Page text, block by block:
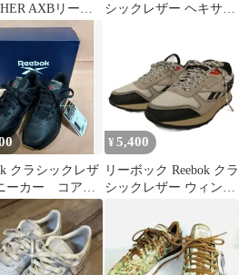
AXBリーボ
ラシックレザー
シックレザー ヘキサラ
クラシックレザ
ーカー コアブ
24㎝ 箱あ
用
¥ 5,400
リーボック Reebok クラ
シックレザー ウィンタ
シューズ 24㎝ ペールグ
レー 100201047